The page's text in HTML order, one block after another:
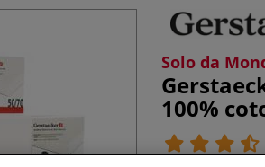
Solo da
100%